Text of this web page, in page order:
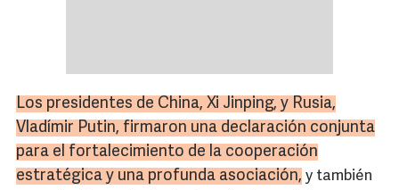
Los presidentes de China, Xi Jinping, y Rusia,
Vladímir Putin, firmaron una declaración conjunta
para el fortalecimiento de la cooperación
estratégica y una profunda asociación, y también